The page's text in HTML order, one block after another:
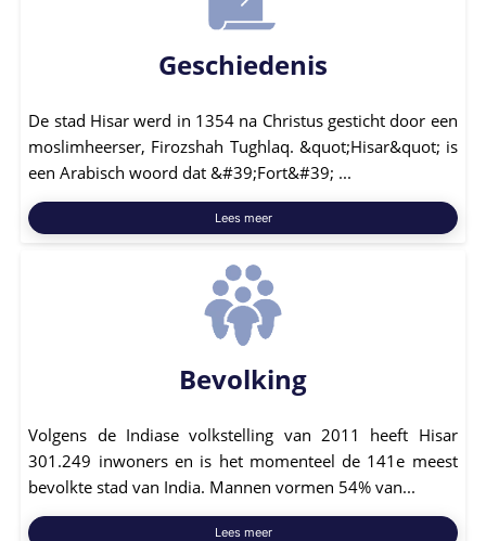
Geschiedenis
De stad Hisar werd in 1354 na Christus gesticht door een
moslimheerser, Firozshah Tughlaq. &quot;Hisar&quot; is
een Arabisch woord dat &#39;Fort&#39; ...
Lees meer
Bevolking
Volgens de Indiase volkstelling van 2011 heeft Hisar
301.249 inwoners en is het momenteel de 141e meest
bevolkte stad van India. Mannen vormen 54% van...
Lees meer